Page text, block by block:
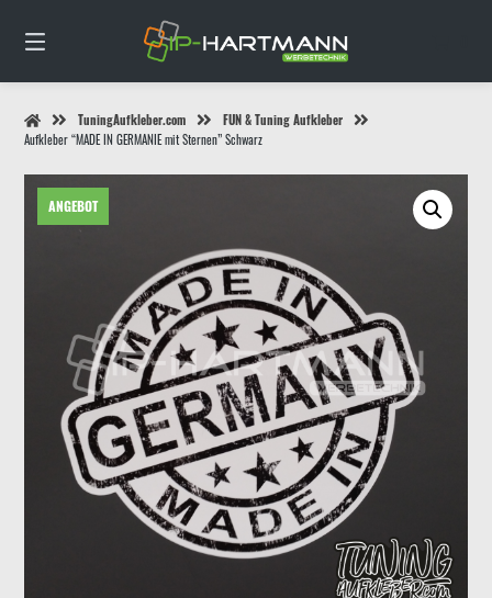
Inhalt
TuningAufkleber.com
FUN & Tuning Aufkleber
Aufkleber “MADE IN GERMANIE mit Sternen” Schwarz
ANGEBOT